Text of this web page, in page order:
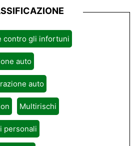
contro gli infortuni
auto
auto
Multirischi
personali